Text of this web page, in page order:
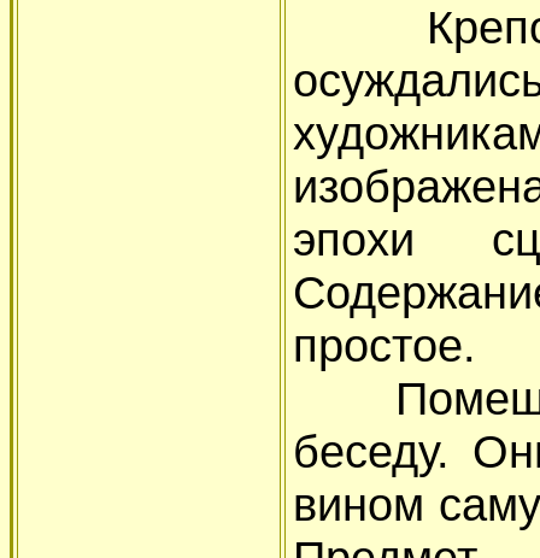
эпохи
простое.
беседу.
вином